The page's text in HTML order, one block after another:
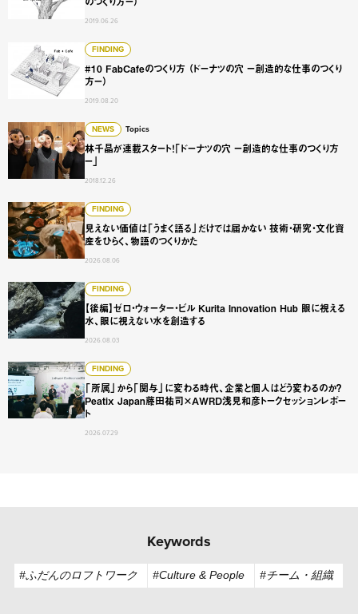
2019.06.26
FINDING
#10 FabCafeのつくり方 （ドーナツの穴 ー創造的な仕事のつくり
方ー）
2019.08.20
#10 FabCafeのつくり方 （ドーナツの穴 ー創造的な仕事の
NEWS Topics
林千晶が連載スタート！「ドーナツの穴 ー創造的な仕事のつくり方
ー」
2018.12.26
林千晶が連載スタート！「ドーナツの穴 ー創造的な仕事の
FINDING
見えない価値は「うまく語る」だけでは届かない 技術・研究・文化資
産をひらく、物語のつくりかた
2026.08.06
見えない価値は「うまく語る」だけでは届かない 技術・研
FINDING
【後編】ゼロ・ウォーター・ビル Kurita Innovation Hub 眼に視える
水、眼に視えない水を創造する
2026.08.03
【後編】ゼロ・ウォーター・ビル Kurita Innovation Hub 眼
FINDING
「所属」から「関与」に変わる時代、企業と個人はどう変わるのか？
Peatix Japan藤田祐司×AWRD浅見和彦トークセッションレポー
ト
2026.07.29
「所属」から「関与」に変わる時代、企業と個人はどう変
Keywords
#ふだんのロフトワーク #Culture & People #チーム・組織